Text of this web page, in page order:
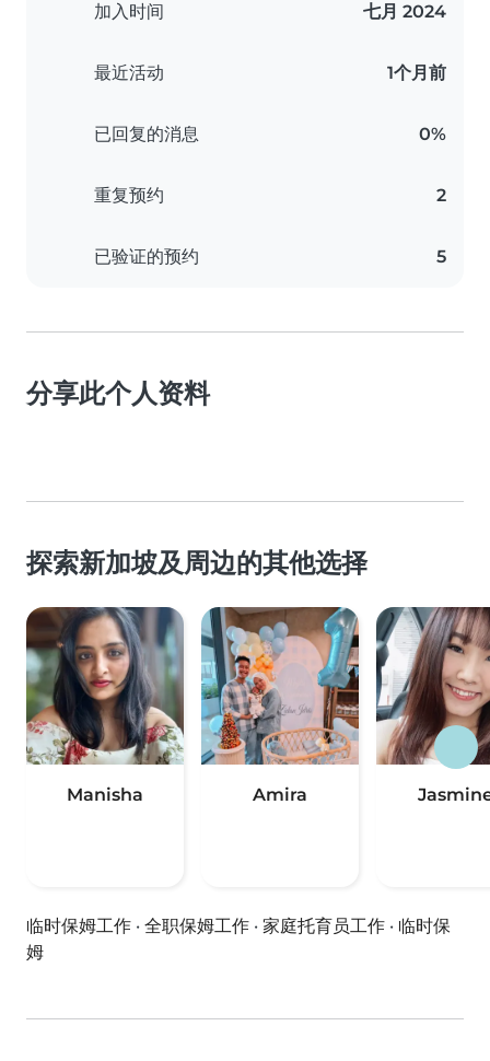
加入时间 七月 2024
最近活动 1个月前
已回复的消息 0%
重复预约 2
已验证的预约 5
分享此个人资料
探索新加坡及周边的其他选择
Manisha Amira
临时保姆工作 · 全职保姆工作 · 家庭托育员工作 · 临时保
姆